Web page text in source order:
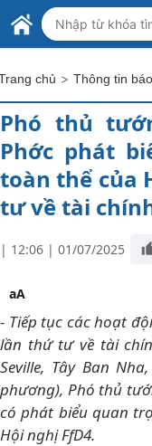
Skip to Main Content
BỘ NGOẠI
MINISTRY OF
chủ > Thông tin
Phó thủ
Phớc phát
toàn thể của
tư về tài
| 12:06 | 01/07/2025
aA
- Tiếp tục các hoạt
lần thứ tư về tài
Seville, Tây Ban
phương), Phó thủ
có phát biểu quan
Hội nghị FfD4.